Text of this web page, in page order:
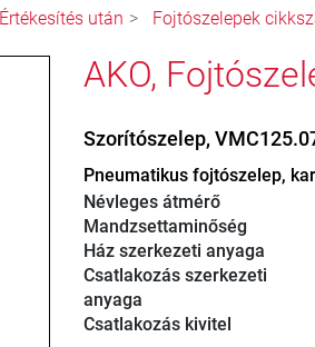
Értékesítés után Fojtószelepek
AKO,
Szorítószelep,
Pneumatikus fojtószelep,
Névleges átmérő
Mandzsettaminőség
Ház szerkezeti anyaga
Csatlakozás szerkezeti
anyaga
Csatlakozás kivitel